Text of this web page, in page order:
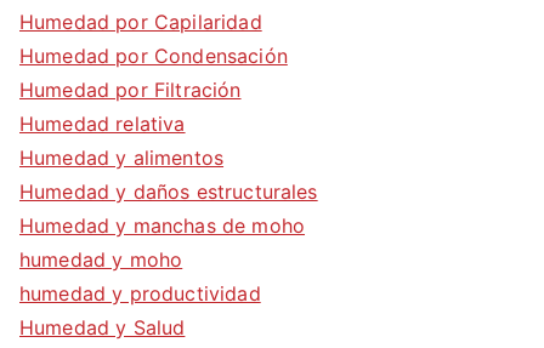
Humedad por Capilaridad
Humedad por Condensación
Humedad por Filtración
Humedad relativa
Humedad y alimentos
Humedad y daños estructurales
Humedad y manchas de moho
humedad y moho
humedad y productividad
Humedad y Salud